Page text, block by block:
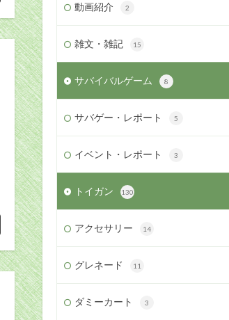
動画紹介 2
雑文・雑記 15
サバイバルゲーム 8
サバゲー・レポート 5
イベント・レポート 3
トイガン 130
アクセサリー 14
グレネード 11
ダミーカート 3